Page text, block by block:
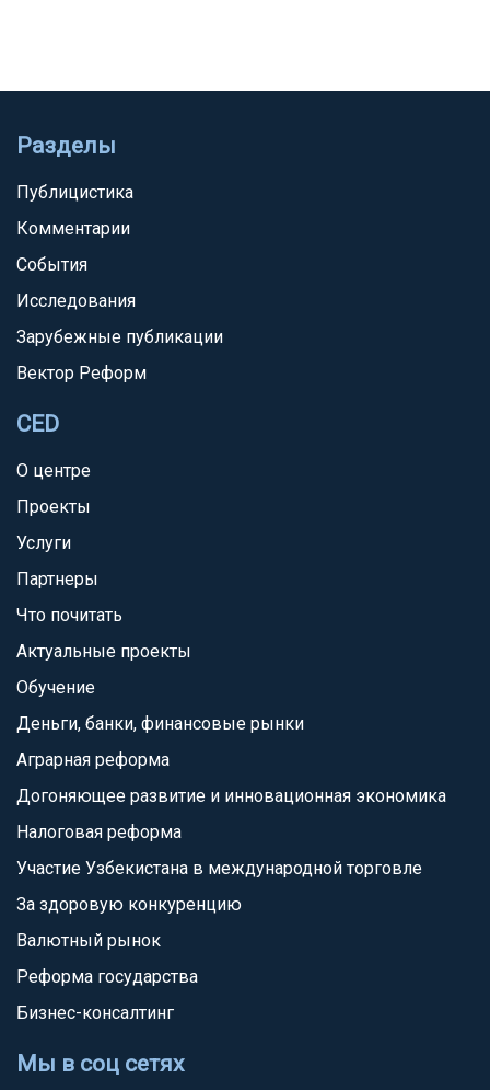
Разделы
Публицистика
Комментарии
События
Исследования
Зарубежные публикации
Вектор Реформ
CED
О центре
Проекты
Услуги
Партнеры
Что почитать
Актуальные проекты
Обучение
Деньги, банки, финансовые рынки
Аграрная реформа
Догоняющее развитие и инновационная экономика
Налоговая реформа
Участие Узбекистана в международной торговле
За здоровую конкуренцию
Валютный рынок
Реформа государства
Бизнес-консалтинг
Мы в соц сетях